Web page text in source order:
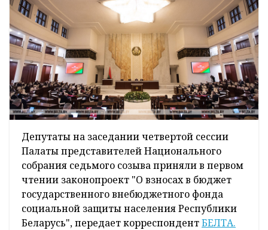
Депутаты на заседании четвертой сессии
Палаты представителей Национального
собрания седьмого созыва приняли в первом
чтении законопроект "О взносах в бюджет
государственного внебюджетного фонда
социальной защиты населения Республики
Беларусь", передает корреспондентБЕЛТА.